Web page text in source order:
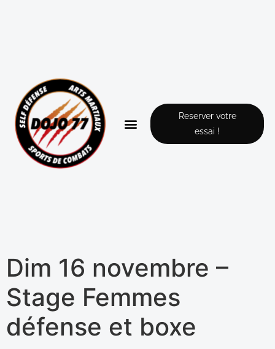
Reserver votre
essai !
Dim 16 novembre –
Stage Femmes
défense et boxe